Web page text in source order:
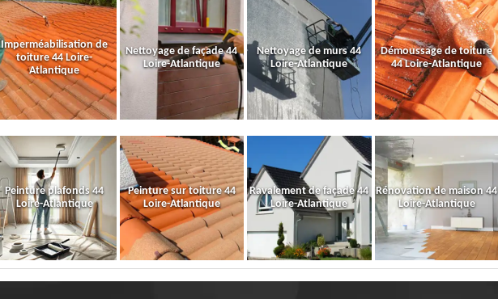
Imperméabilisation de
toiture 44 Loire-
Atlantique
Nettoyage de façade 44
Loire-Atlantique
Nettoyage de murs 44
Loire-Atlantique
Démoussage de toiture
44 Loire-Atlantique
Peinture plafonds 44
Loire-Atlantique
Peinture sur toiture 44
Loire-Atlantique
Ravalement de façade 44
Loire-Atlantique
Rénovation de maison 44
Loire-Atlantique